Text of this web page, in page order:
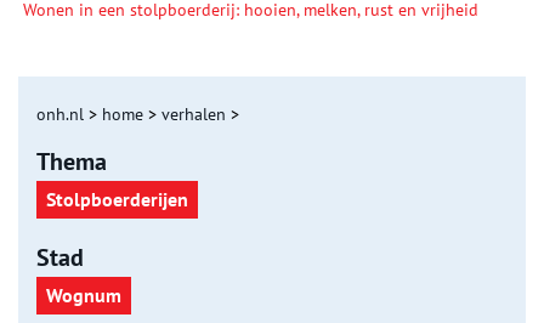
Wonen in een stolpboerderij: hooien, melken, rust en vrijheid
onh.nl > home > verhalen >
Thema
Stolpboerderijen
Stad
Wognum